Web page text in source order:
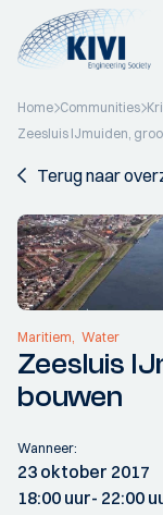
Home Communities
Zeesluis IJmuiden,
Terug naar
Maritiem Water
Zeesluis
bouwen
Wanneer:
23 oktober 2017
18:00 uur- 22:00